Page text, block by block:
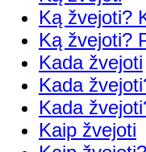
Ką žvejoti?
Ką žvejoti?
Kada žvejoti
Kada
Kada
Kaip žvejoti